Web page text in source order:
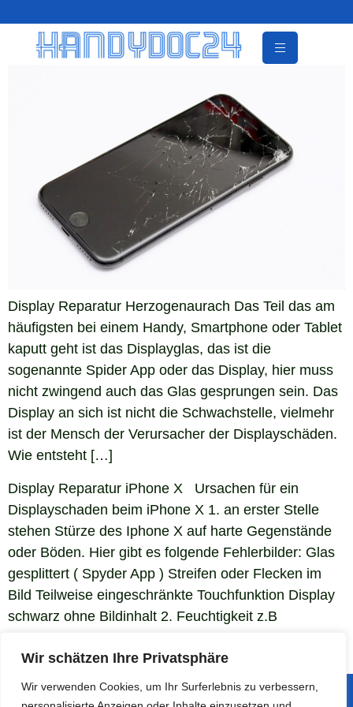
Wir schätzen Ihre Privatsphäre
Wir verwenden Cookies, um Ihr Surferlebnis zu verbessern,
Display Reparatur Herzogenaurach Das Teil das am
häufigsten bei einem Handy, Smartphone oder Tablet
kaputt geht ist das Displayglas, das ist die
sogenannte Spider App oder das Display, hier muss
nicht zwingend auch das Glas gesprungen sein. Das
Display an sich ist nicht die Schwachstelle, vielmehr
ist der Mensch der Verursacher der Displayschäden.
Wie entsteht […]
Display Reparatur iPhone X Ursachen für ein
Displayschaden beim iPhone X 1. an erster Stelle
stehen Stürze des Iphone X auf harte Gegenstände
oder Böden. Hier gibt es folgende Fehlerbilder: Glas
gesplittert ( Spyder App ) Streifen oder Flecken im
Bild Teilweise eingeschränkte Touchfunktion Display
schwarz ohne Bildinhalt 2. Feuchtigkeit z.B
Informationen Rechtliches